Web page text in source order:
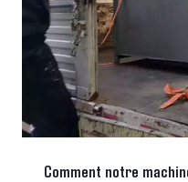
Comment notre